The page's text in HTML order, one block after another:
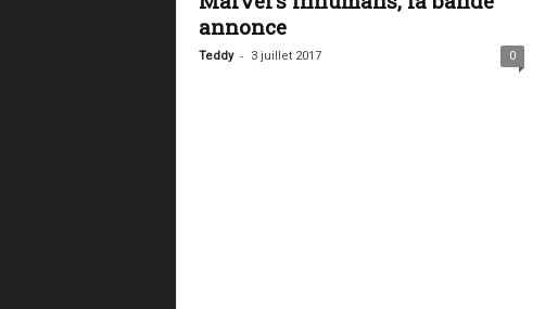
annonce
Teddy - 3 juillet 2017 0